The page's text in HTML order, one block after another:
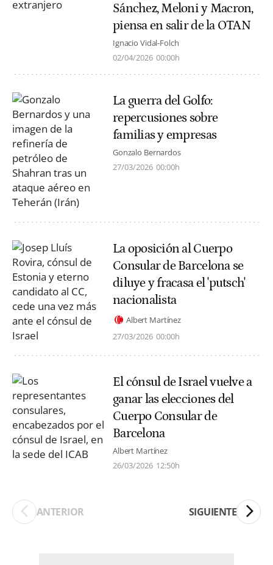
Sánchez, Meloni y Macron,
piensa en salir de la OTAN
Ignacio Vidal-Folch
02/04/2026 00:00h
La guerra del Golfo:
repercusiones sobre
familias y empresas
Gonzalo Bernardos
27/03/2026 00:00h
La oposición al Cuerpo
Consular de Barcelona se
diluye y fracasa el 'putsch'
nacionalista
Albert Martínez
27/03/2026 00:00h
El cónsul de Israel vuelve a
ganar las elecciones del
Cuerpo Consular de
Barcelona
Albert Martínez
26/03/2026 12:50h
ANTERIOR SIGUIENTE